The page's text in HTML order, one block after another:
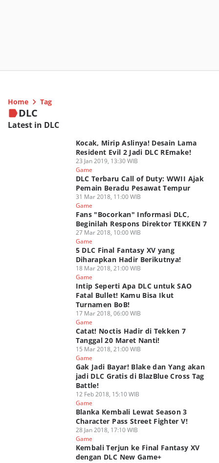
Home Tag
DLC
Latest in DLC
Kocak, Mirip Aslinya! Desain Lama
Resident Evil 2 Jadi DLC REmake!
23 Jan 2019, 13:30 WIB
Game
DLC Terbaru Call of Duty: WWII Ajak
Pemain Beradu Pesawat Tempur
31 Mar 2018, 11:00 WIB
Game
Fans "Bocorkan" Informasi DLC,
Beginilah Respons Direktor TEKKEN 7
27 Mar 2018, 10:00 WIB
Game
5 DLC Final Fantasy XV yang
Diharapkan Hadir Berikutnya!
18 Mar 2018, 21:00 WIB
Game
Intip Seperti Apa DLC untuk SAO
Fatal Bullet! Kamu Bisa Ikut
Turnamen BoB!
17 Mar 2018, 06:00 WIB
Game
Catat! Noctis Hadir di Tekken 7
Tanggal 20 Maret Nanti!
15 Mar 2018, 21:00 WIB
Game
Gak Jadi Bayar! Blake dan Yang akan
jadi DLC Gratis di BlazBlue Cross Tag
Battle!
12 Feb 2018, 15:10 WIB
Game
Blanka Kembali Lewat Season 3
Character Pass Street Fighter V!
28 Jan 2018, 17:10 WIB
Game
Kembali Terjun ke Final Fantasy XV
dengan DLC New Game+